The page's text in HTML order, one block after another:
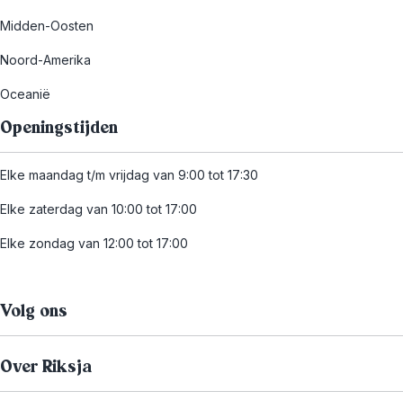
Midden-Oosten
Noord-Amerika
Oceanië
Openingstijden
Elke maandag t/m vrijdag van 9:00 tot 17:30
Elke zaterdag van 10:00 tot 17:00
Elke zondag van 12:00 tot 17:00
Volg ons
Over Riksja